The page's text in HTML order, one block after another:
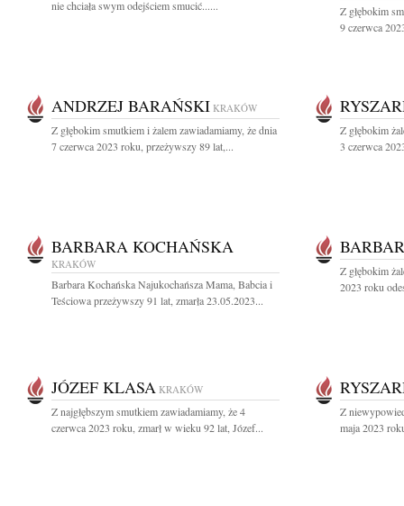
nie chciała swym odejściem smucić......
Z głębokim
9 czerwca
ANDRZEJ BARAŃSKI KRAKÓW
Z głębokim smutkiem i żalem zawiadamiamy, że dnia
7 czerwca 2023 roku, przeżywszy 89 lat,...
Z głębokim
3 czerwca
BARBARA KOCHAŃSKA
KRAKÓW
Barbara Kochańska Najukochańsza Mama, Babcia i
Teściowa przeżywszy 91 lat, zmarła 23.05.2023...
Z głębokim
2023 roku
JÓZEF KLASA KRAKÓW
Z najgłębszym smutkiem zawiadamiamy, że 4
czerwca 2023 roku, zmarł w wieku 92 lat, Józef...
Z
maja 2023